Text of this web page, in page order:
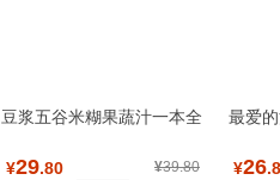
豆浆五谷米糊果蔬汁一本全
¥29.80 ¥39.80
最爱
¥26